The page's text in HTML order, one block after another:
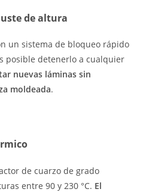
de altura
un sistema de bloqueo rápido
posible detenerlo a cualquier
nuevas láminas sin
moldeada.
de cuarzo de grado
entre 90 y 230 °C. El